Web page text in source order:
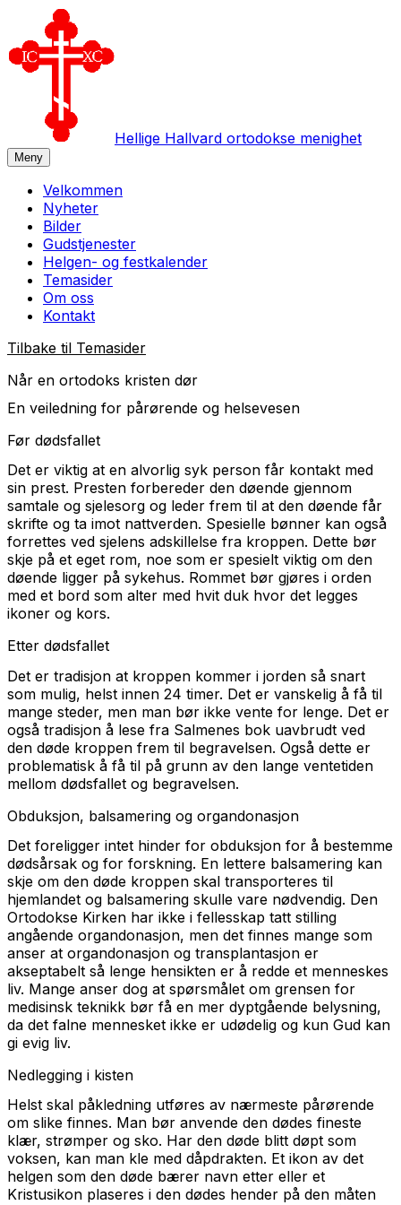
Hellige Hallvard ortodokse menighet
Meny
Velkommen
Nyheter
Bilder
Gudstjenester
Helgen- og festkalender
Temasider
Om oss
Kontakt
Tilbake til Temasider
Når en ortodoks kristen dør
En veiledning for pårørende og helsevesen
Før dødsfallet
Det er viktig at en alvorlig syk person får kontakt med
sin prest. Presten forbereder den døende gjennom
samtale og sjelesorg og leder frem til at den døende får
skrifte og ta imot nattverden. Spesielle bønner kan også
forrettes ved sjelens adskillelse fra kroppen. Dette bør
skje på et eget rom, noe som er spesielt viktig om den
døende ligger på sykehus. Rommet bør gjøres i orden
med et bord som alter med hvit duk hvor det legges
ikoner og kors.
Etter dødsfallet
Det er tradisjon at kroppen kommer i jorden så snart
som mulig, helst innen 24 timer. Det er vanskelig å få til
mange steder, men man bør ikke vente for lenge. Det er
også tradisjon å lese fra Salmenes bok uavbrudt ved
den døde kroppen frem til begravelsen. Også dette er
problematisk å få til på grunn av den lange ventetiden
mellom dødsfallet og begravelsen.
Obduksjon, balsamering og organdonasjon
Det foreligger intet hinder for obduksjon for å bestemme
dødsårsak og for forskning. En lettere balsamering kan
skje om den døde kroppen skal transporteres til
hjemlandet og balsamering skulle vare nødvendig. Den
Ortodokse Kirken har ikke i fellesskap tatt stilling
angående organdonasjon, men det finnes mange som
anser at organdonasjon og transplantasjon er
akseptabelt så lenge hensikten er å redde et menneskes
liv. Mange anser dog at spørsmålet om grensen for
medisinsk teknikk bør få en mer dyptgående belysning,
da det falne mennesket ikke er udødelig og kun Gud kan
gi evig liv.
Nedlegging i kisten
Helst skal påkledning utføres av nærmeste pårørende
om slike finnes. Man bør anvende den dødes fineste
klær, strømper og sko. Har den døde blitt døpt som
voksen, kan man kle med dåpdrakten. Et ikon av det
helgen som den døde bærer navn etter eller et
Kristusikon plaseres i den dødes hender på den måten